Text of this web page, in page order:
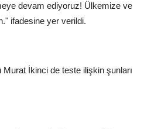
devam ediyoruz! Ülkemize ve
ifadesine yer verildi.
İkinci de teste ilişkin şunları